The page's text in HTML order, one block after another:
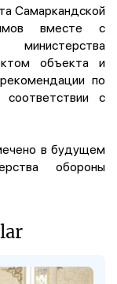
Самаркандской
вместе с
объекта и
по
с
в будущем
обороны